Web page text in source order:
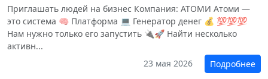
Приглашать людей на бизнес Компания: АТОМИ Атоми —
это система 🧠 Платформа 💻 Генератор денег 💰 💯💯💯
Нам нужно только его запустить 🔌🚀 Найти несколько
активн...
23 мая 2026
Подробнее